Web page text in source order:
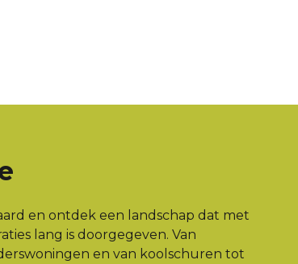
en ontdek een landschap dat met
lang is doorgegeven. Van
en van koolschuren tot